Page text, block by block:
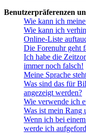
Benutzerpräferenzen
Wie kann ich
Wie kann ich
Online-Liste
Die Forenuhr geht
Ich habe die
immer noch falsch!
Meine Sprache
Was sind das für
angezeigt werden?
Wie verwende ich
Was ist mein Rang
Wenn ich bei
werde ich